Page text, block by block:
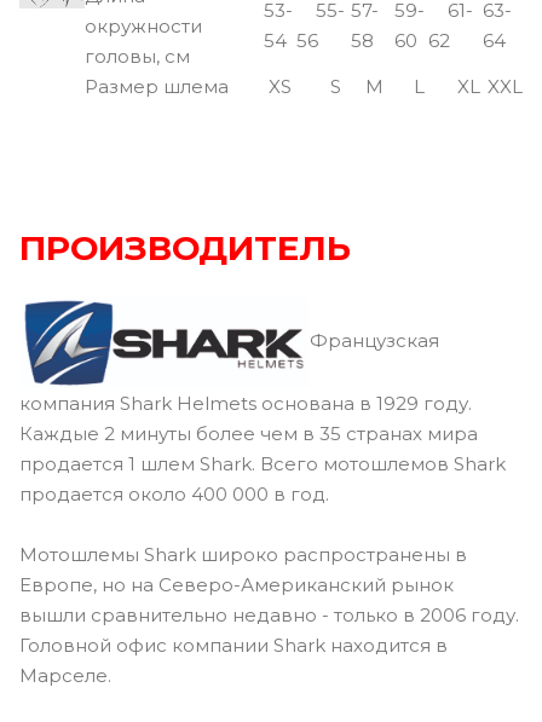
окружности
головы, см
53-
54
55-
56
57-
58
59-
60
61-
62
63-
64
Размер шлема
XS S M L XL XXL
ПРОИЗВОДИТЕЛЬ
Французская
компания Shark Helmets основана в 1929 году.
Каждые 2 минуты более чем в 35 странах мира
продается 1 шлем Shark. Всего мотошлемов Shark
продается около 400 000 в год.
Мотошлемы Shark широко распространены в
Европе, но на Северо-Американский рынок
вышли сравнительно недавно - только в 2006 году.
Головной офис компании Shark находится в
Марселе.